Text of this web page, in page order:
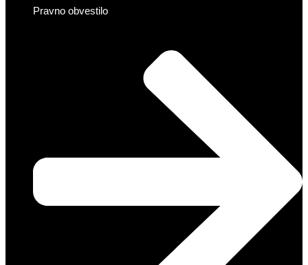
Pravno obvestilo